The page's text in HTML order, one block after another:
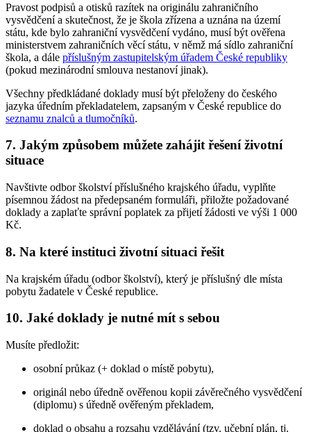
Pravost podpisů a otisků razítek na originálu zahraničního
vysvědčení a skutečnost, že je škola zřízena a uznána na území
státu, kde bylo zahraniční vysvědčení vydáno, musí být ověřena
ministerstvem zahraničních věcí státu, v němž má sídlo zahraniční
škola, a dále příslušným zastupitelským úřadem České republiky
(pokud mezinárodní smlouva nestanoví jinak).
Všechny předkládané doklady musí být přeloženy do českého
jazyka úředním překladatelem, zapsaným v České republice do
seznamu znalců a tlumočníků.
7. Jakým způsobem můžete zahájit řešení životní
situace
Navštivte odbor školství příslušného krajského úřadu, vyplňte
písemnou žádost na předepsaném formuláři, přiložte požadované
doklady a zaplaťte správní poplatek za přijetí žádosti ve výši 1 000
Kč.
8. Na které instituci životní situaci řešit
Na krajském úřadu (odbor školství), který je příslušný dle místa
pobytu žadatele v České republice.
10. Jaké doklady je nutné mít s sebou
Musíte předložit:
osobní průkaz (+ doklad o místě pobytu),
originál nebo úředně ověřenou kopii závěrečného vysvědčení
(diplomu) s úředně ověřeným překladem,
doklad o obsahu a rozsahu vzdělávání (tzv. učební plán, tj.